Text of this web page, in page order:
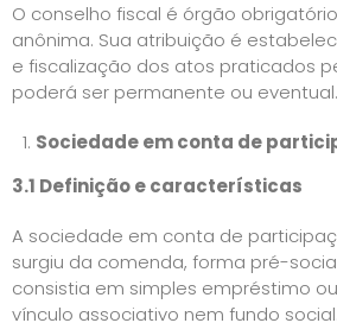
O conselho fiscal é órgão
anônima. Sua atribuição é
e fiscalização dos atos praticados
poderá ser permanente ou eventual.
Sociedade em conta de
3.1 Definição e características
A sociedade em conta de
surgiu da comenda, forma pré-
consistia em simples empréstimo
vínculo associativo nem fundo social.